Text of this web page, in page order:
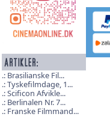
Brasilianske Fil...
Tyskefilmdage, 1...
Scificon Afvikle...
Berlinalen Nr. 7...
Franske Filmmand...